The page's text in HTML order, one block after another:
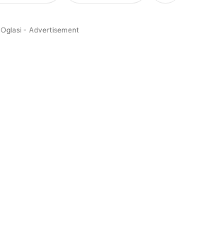
Oglasi - Advertisement